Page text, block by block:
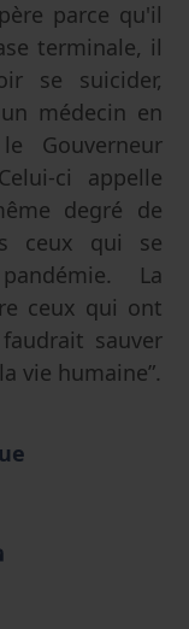
parce qu'il
terminale, il
se suicider,
médecin en
Gouverneur
ci appelle
degré de
ceux qui se
La
ceux qui ont
sauver
vie humaine”.